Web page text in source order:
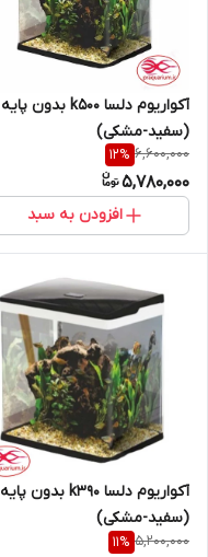
آکواریوم دلسا k500 بدون پایه
(سفید-مشکی)
6,600,000
12%
5,780,000
افزودن به سبد
آکواریوم دلسا k390 بدون پایه
(سفید-مشکی)
5,200,000
11%